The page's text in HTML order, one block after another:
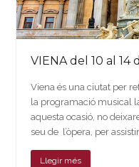
VIENA del 10 al 14
Viena és una ciutat per
la programació musical
aquesta ocasió, no
seu de l’òpera, per
Llegir més